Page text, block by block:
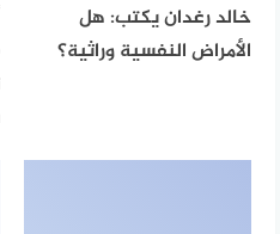
خالد رغدان يكتب: هل
الأمراض النفسية وراثية؟